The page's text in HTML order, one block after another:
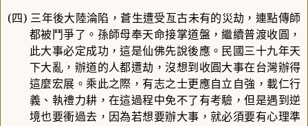
(四) 三年後大陸淪陷，蒼生遭受亙古未有的災劫，連點傳師
都被鬥爭了。孫師母奉天命接掌道盤，繼續普渡收圓，
此大事必定成功，這是仙佛先說後應。民國三十九年天
下大亂，辦道的人都遭劫，沒想到收圓大事在台灣辦得
這麼宏展。乘此之際，有志之士更應自立自強，載仁行
義、執禮力耕，在這過程中免不了有考驗，但是遇到逆
境也要衝過去，因為若想要辦大事，就必須要有心理準